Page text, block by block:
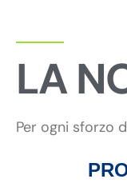
LA
Per ogni sforzo